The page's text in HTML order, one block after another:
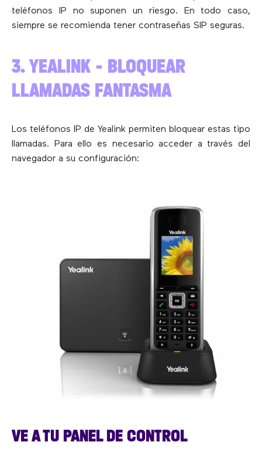
teléfonos IP no suponen un riesgo. En todo caso,
siempre se recomienda tener contraseñas SIP seguras.
3. YEALINK – BLOQUEAR
LLAMADAS FANTASMA
Los teléfonos IP de Yealink permiten bloquear estas tipo
llamadas. Para ello es necesario acceder a través del
navegador a su configuración:
VE A TU PANEL DE CONTROL